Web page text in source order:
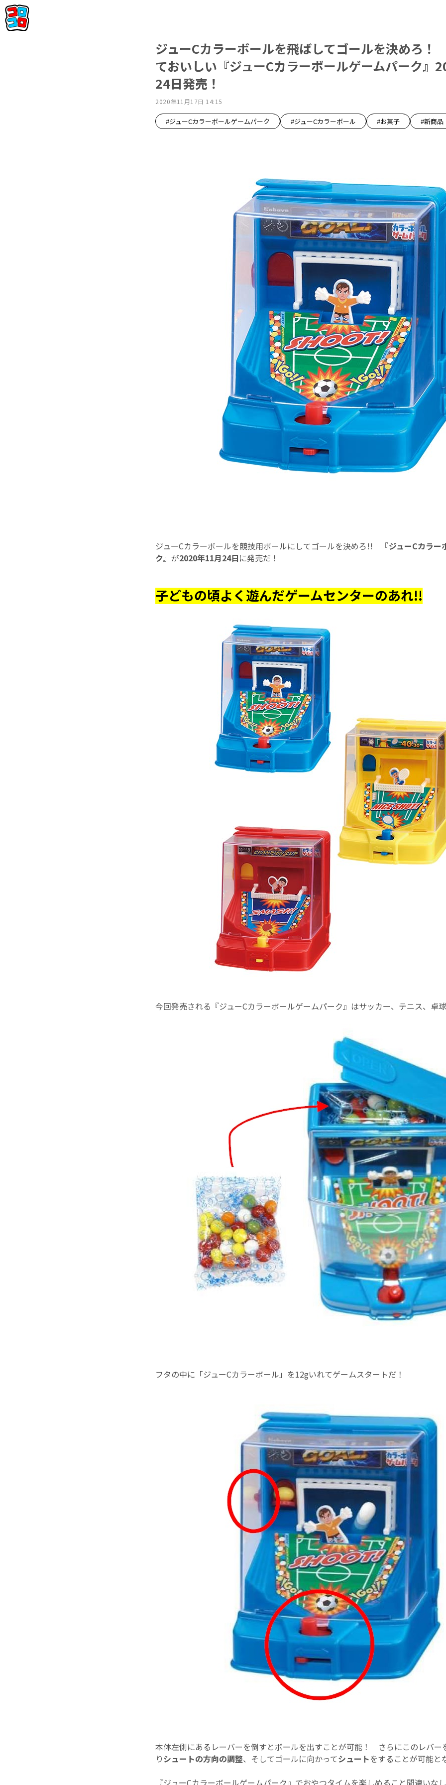
ジューCカラーボールを飛ばしてゴールを決めろ
ておいしい『ジューCカラーボールゲームパーク』
24日発売！
2020年11月17日 14:15
#ジューCカラーボールゲームパーク #ジューCカラーボール #お菓子 #新商品
ジューCカラーボールを競技用ボールにしてゴールを決めろ!!
『ジューCカラ
ク』 が2020年11月24日に発売だ！
子どもの頃よく遊んだゲームセンターのあれ!!
今回発売される『ジューCカラーボールゲームパーク』はサッカー、テニス、卓
フタの中に「ジューCカラーボール」を12gいれてゲームスタートだ！
本体左側にあるレーバーを倒すとボールを出すことが可能！ さらにこのレバー
りシュートの方向の調整、そしてゴールに向かってシュートをすることが可能と
『ジューCカラーボールゲームパーク』でおやつタイムを楽しめること間違い